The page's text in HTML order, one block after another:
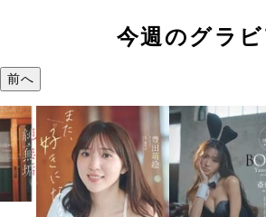
今週のグラビ
前へ